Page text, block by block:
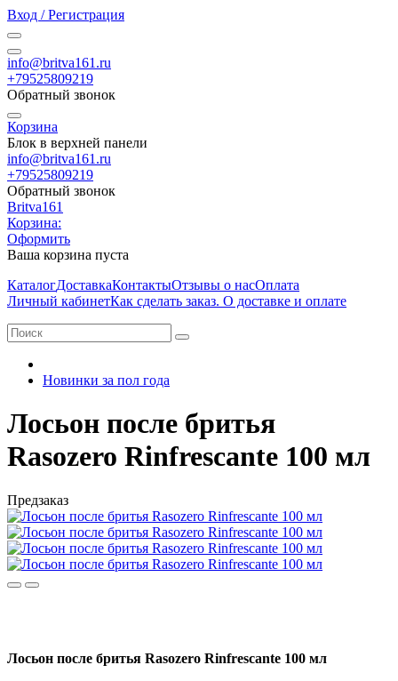
Вход / Регистрация
info@britva161.ru
+79525809219
Обратный звонок
Корзина
Блок в верхней панели
info@britva161.ru
+79525809219
Обратный звонок
Britva161
Корзина:
Оформить
Ваша корзина пуста
КаталогДоставкаКонтактыОтзывы о насОплата
Личный кабинетКак сделать заказ. О доставке и оплате
Новинки за пол года
Лосьон после бритья
Rasozero Rinfrescante 100 мл
Предзаказ
Лосьон после бритья Rasozero Rinfrescante 100 мл